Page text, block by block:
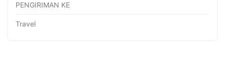
PENGIRIMAN KE
Travel